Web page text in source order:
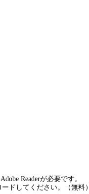
Readerが必要です。
ドしてください。（無料）